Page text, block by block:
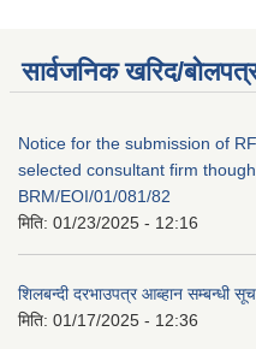
सार्वजनिक खरिद/
Notice for the submission of
selected consultant firm though
BRM/EOI/01/081/82
मिति: 01/23/2025 - 12:16
शिलबन्दी दरभाउपत्र आब्हान सम्बन्धी
मिति: 01/17/2025 - 12:36